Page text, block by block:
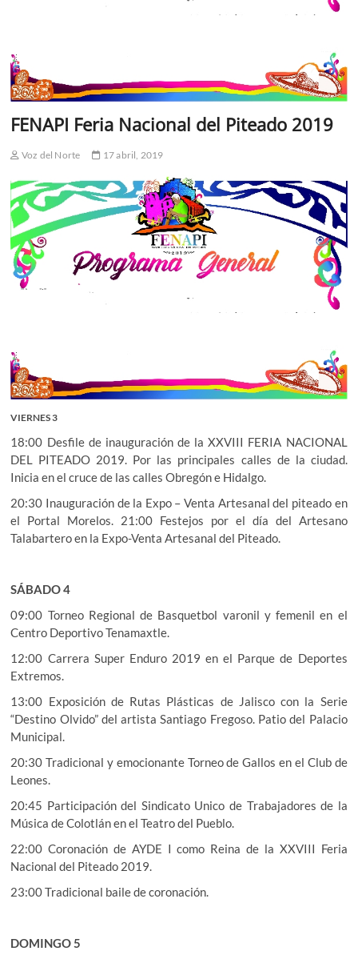
FENAPI Feria Nacional del Piteado 2019
Voz del Norte 17 abril, 2019
VIERNES 3
18:00 Desfile de inauguración de la XXVIII FERIA NACIONAL
DEL PITEADO 2019. Por las principales calles de la ciudad.
Inicia en el cruce de las calles Obregón e Hidalgo.
20:30 Inauguración de la Expo – Venta Artesanal del piteado en
el Portal Morelos. 21:00 Festejos por el día del Artesano
Talabartero en la Expo-Venta Artesanal del Piteado.
SÁBADO 4
09:00 Torneo Regional de Basquetbol varonil y femenil en el
Centro Deportivo Tenamaxtle.
12:00 Carrera Super Enduro 2019 en el Parque de Deportes
Extremos.
13:00 Exposición de Rutas Plásticas de Jalisco con la Serie
“Destino Olvido” del artista Santiago Fregoso. Patio del Palacio
Municipal.
20:30 Tradicional y emocionante Torneo de Gallos en el Club de
Leones.
20:45 Participación del Sindicato Unico de Trabajadores de la
Música de Colotlán en el Teatro del Pueblo.
22:00 Coronación de AYDE I como Reina de la XXVIII Feria
Nacional del Piteado 2019.
23:00 Tradicional baile de coronación.
DOMINGO 5